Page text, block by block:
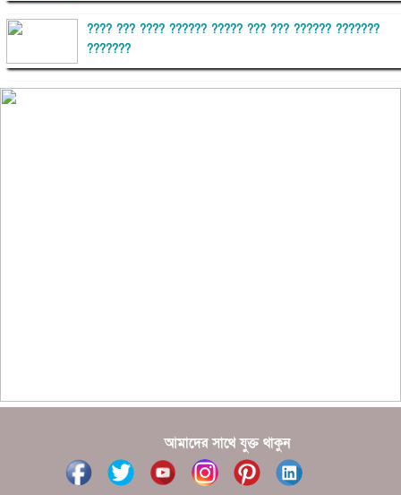
???? ??? ???? ?????? ????? ??? ??? ?????? ???????
???????
?????? ????? ?????? ???? ???? ?????
আমাদের সাথে যুক্ত থাকুন